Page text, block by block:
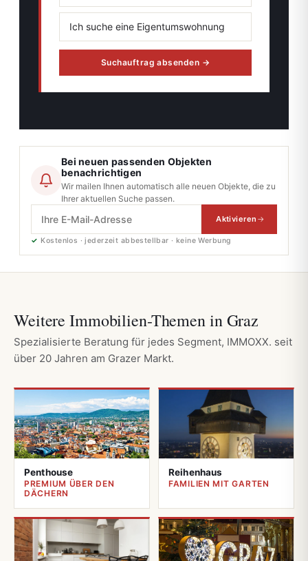
Suchauftrag absenden →
Bei neuen passenden Objekten
benachrichtigen
Wir mailen Ihnen automatisch alle neuen Objekte, die zu
Ihrer aktuellen Suche passen.
Aktivieren
✓ Kostenlos · jederzeit abbestellbar · keine Werbung
Weitere Immobilien-Themen in Graz
Spezialisierte Beratung für jedes Segment, IMMOXX. seit
über 20 Jahren am Grazer Markt.
Penthouse
PREMIUM ÜBER DEN
DÄCHERN
Reihenhaus
FAMILIEN MIT GARTEN